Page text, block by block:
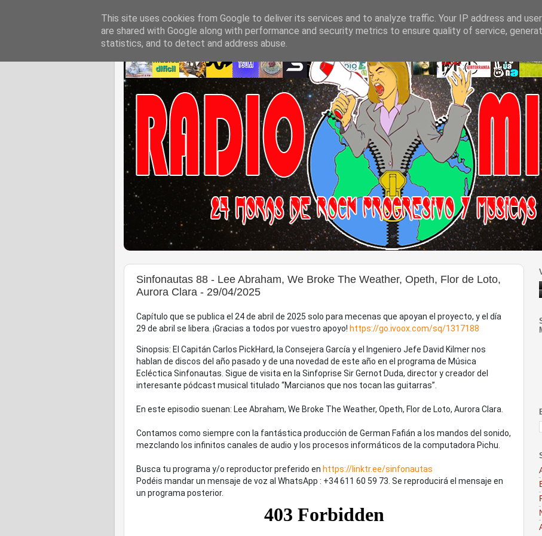
Sinfonautas 88 - Lee Abraham, We Broke The Weather, Opeth, Flor de Loto,
Aurora Clara - 29/04/2025
Capítulo que se publica el 24 de abril de 2025 solo para mecenas que apoyan el proyecto, y el día
29 de abril se libera. ¡Gracias a todos por vuestro apoyo! https://go.ivoox.com/sq/1317188
Sinopsis: El Capitán Carlos PickHard, la Consejera García y el Ingeniero Jefe David Kilmer nos
hablan de discos del año pasado y de una novedad de este año en el programa de Música
Ecléctica Sinfonautas. Sigue de visita en la Sinfoprise Sir Gernot Duda, director y creador del
interesante pódcast musical titulado “Marcianos que nos tocan las guitarras”.
En este episodio suenan: Lee Abraham, We Broke The Weather, Opeth, Flor de Loto, Aurora Clara.
Contamos como siempre con la fantástica producción de German Fafián a los mandos del sonido,
mezclando los infinitos canales de audio y los procesos informáticos de la computadora Pichu.
Busca tu programa y/o reproductor preferido en https://linktr.ee/sinfonautas
Podéis mandar un mensaje de voz al WhatsApp : +34 611 60 59 73. Se reproducirá el mensaje en
un programa posterior.
This site uses cookies from Google to deliver its services and to analyze traffic. Your IP address and
are shared with Google along with performance and security metrics to ensure quality of service,
statistics, and to detect and address abuse.